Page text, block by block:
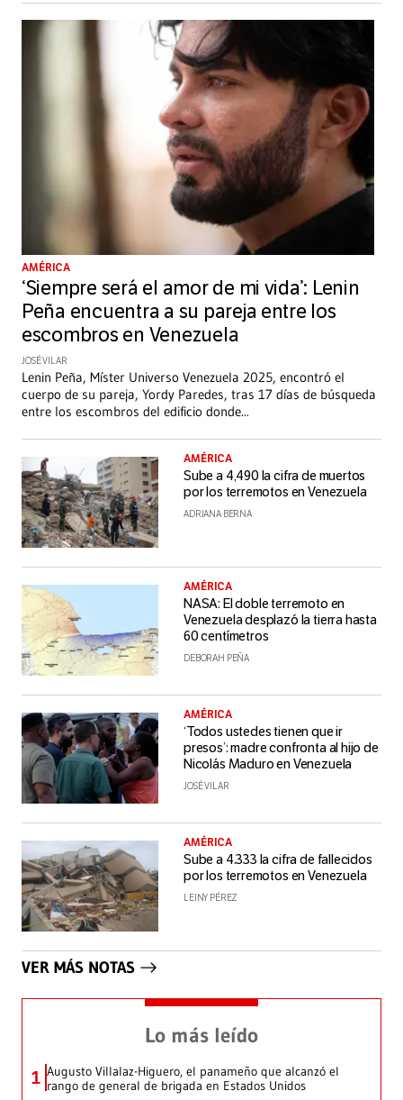
AMÉRICA
‘Siempre será el amor de mi vida’: Lenin
Peña encuentra a su pareja entre los
escombros en Venezuela
JOSÉ VILAR
Lenin Peña, Míster Universo Venezuela 2025, encontró el
cuerpo de su pareja, Yordy Paredes, tras 17 días de búsqueda
entre los escombros del edificio donde...
AMÉRICA
Sube a 4,490 la cifra de muertos
por los terremotos en Venezuela
ADRIANA BERNA
AMÉRICA
NASA: El doble terremoto en
Venezuela desplazó la tierra hasta
60 centímetros
DEBORAH PEÑA
AMÉRICA
‘Todos ustedes tienen que ir
presos’: madre confronta al hijo de
Nicolás Maduro en Venezuela
JOSÉ VILAR
AMÉRICA
Sube a 4.333 la cifra de fallecidos
por los terremotos en Venezuela
LEINY PÉREZ
VER MÁS NOTAS
Lo más leído
1 Augusto Villalaz-Higuero, el panameño que alcanzó el
rango de general de brigada en Estados Unidos